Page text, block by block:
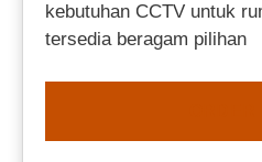
kebutuhan CCTV untuk
tersedia beragam pilihan